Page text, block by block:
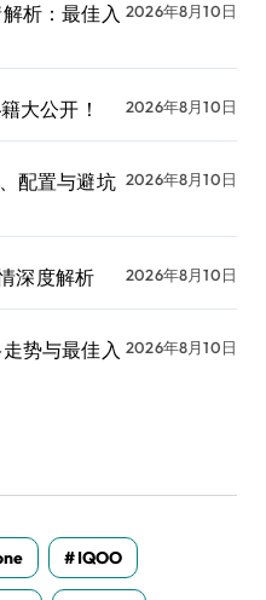
析：最佳入 2026年8月10日
大公开！ 2026年8月10日
配置与避坑 2026年8月10日
深度解析 2026年8月10日
势与最佳入 2026年8月10日
IQOO